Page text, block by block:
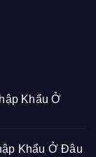
Khẩu Ở
Khẩu Ở Đâu